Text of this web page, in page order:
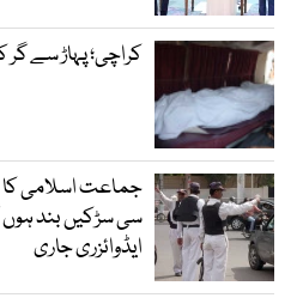
کراچی؛ پہاڑ سے
جماعت اسلامی کا
سی سڑکیں بند
ایڈوائزری جاری